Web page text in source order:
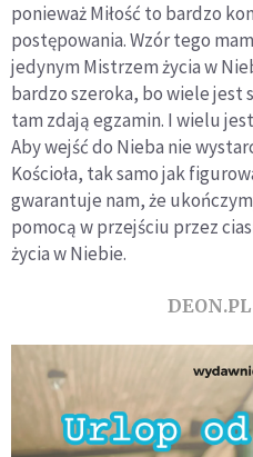
ponieważ Miłość to bardzo
postępowania. Wzór tego
jedynym Mistrzem życia w
bardzo szeroka, bo wiele jest
tam zdają egzamin. I wielu
Aby wejść do Nieba nie
Kościoła, tak samo jak
gwarantuje nam, że
pomocą w przejściu przez
życia w Niebie.